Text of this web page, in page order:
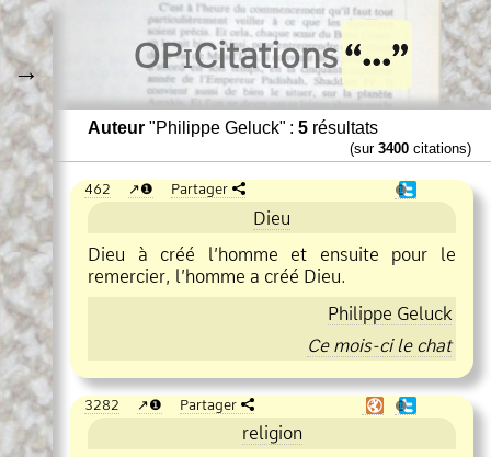
→ OPiCitations
Auteur "Philippe Geluck" : 5 résultats
(sur 3400 citations)
462 ❶ Partager ❶
Dieu
Dieu à créé l’homme et ensuite pour le
remercier, l’homme a créé Dieu.
Philippe Geluck
Ce mois ci le chat
3282 ❶ Partager ❶
religion